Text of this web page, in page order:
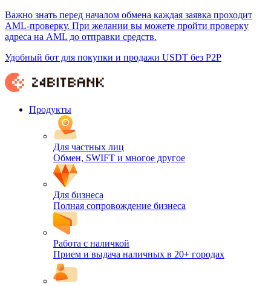
Важно знать перед началом обмена каждая заявка проходит
AML-проверку. При желании вы можете пройти проверку
адреса на AML до отправки средств.
Удобный бот для покупки и продажи USDT без P2P
Продукты
Для частных лиц
Обмен, SWIFT и многое другое
Для бизнеса
Полная сопровождение бизнеса
Работа с наличкой
Прием и выдача наличных в 20+ городах